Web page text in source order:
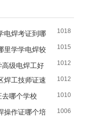
1018
电焊考证到哪
1015
里学学电焊较
1012
高级电焊工好
1012
焊工技师证速
1010
哪个学校
1006
操作证哪个培